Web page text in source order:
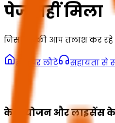
पेज नहीं मिला
जिस पेज की आप तलाश कर रहे हैं
होम पर लौटें सहायता से
के प्रायोजन और लाइसेंस के